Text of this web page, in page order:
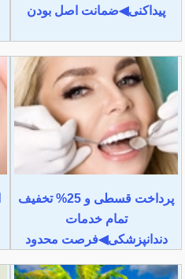
پیداکنی◀ضمانت اصل بودن
پرداخت قسطی و 25% تخفیف
تمام خدمات
دندانپزشکی◀فرصت محدود